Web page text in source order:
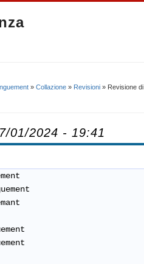
» Collazione » Revisioni » Revisione di
01/2024 - 19:41